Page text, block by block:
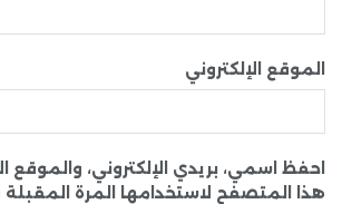
الموقع الإلكتروني
احفظ اسمي، بريدي الإلكتروني، والموقع
هذا المتصفح لاستخدامها المرة